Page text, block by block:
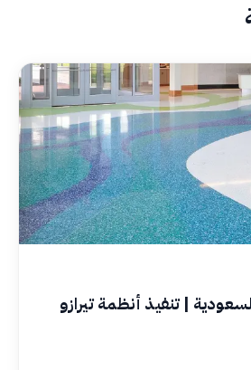
| تنفيذ أنظمة تيرازو